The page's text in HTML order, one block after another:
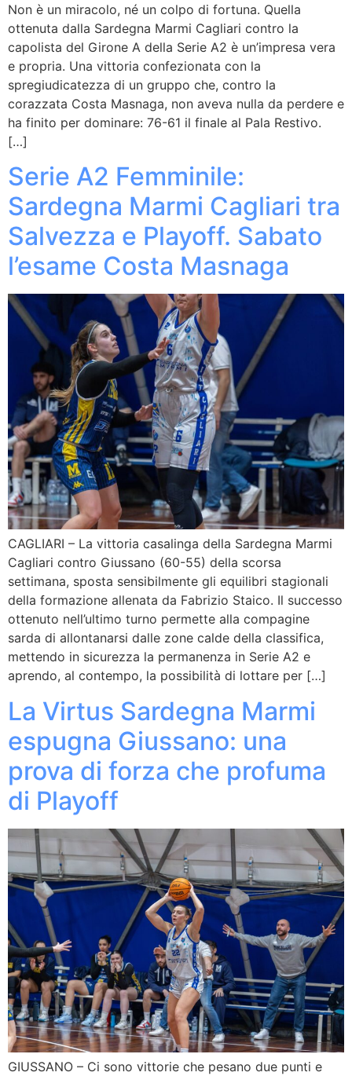
Non è un miracolo, né un colpo di fortuna. Quella
ottenuta dalla Sardegna Marmi Cagliari contro la
capolista del Girone A della Serie A2 è un’impresa vera
e propria. Una vittoria confezionata con la
spregiudicatezza di un gruppo che, contro la
corazzata Costa Masnaga, non aveva nulla da perdere e
ha finito per dominare: 76-61 il finale al Pala Restivo.
[…]
Serie A2 Femminile:
Sardegna Marmi Cagliari tra
Salvezza e Playoff. Sabato
l’esame Costa Masnaga
CAGLIARI – La vittoria casalinga della Sardegna Marmi
Cagliari contro Giussano (60-55) della scorsa
settimana, sposta sensibilmente gli equilibri stagionali
della formazione allenata da Fabrizio Staico. Il successo
ottenuto nell’ultimo turno permette alla compagine
sarda di allontanarsi dalle zone calde della classifica,
mettendo in sicurezza la permanenza in Serie A2 e
aprendo, al contempo, la possibilità di lottare per […]
La Virtus Sardegna Marmi
espugna Giussano: una
prova di forza che profuma
di Playoff
GIUSSANO – Ci sono vittorie che pesano due punti e